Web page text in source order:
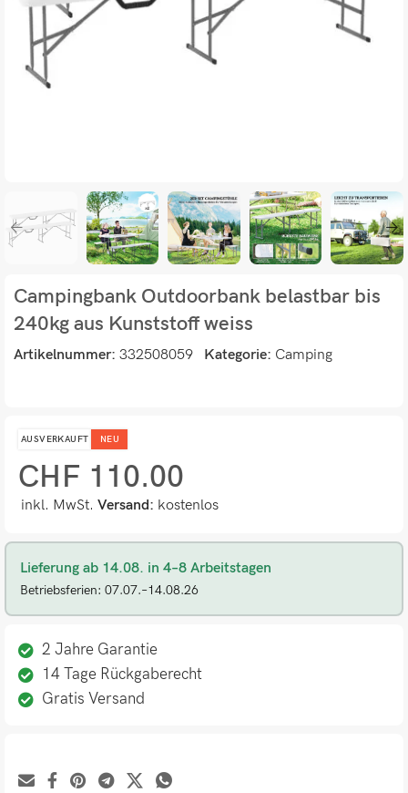
Campingbank Outdoorbank belastbar bis
240kg aus Kunststoff weiss
Artikelnummer: 332508059 Kategorie: Camping
AUSVERKAUFT NEU
CHF 110.00
inkl. MwSt. Versand: kostenlos
Lieferung ab 14.08. in 4–8 Arbeitstagen
Betriebsferien: 07.07.–14.08.26
2 Jahre Garantie
14 Tage Rückgaberecht
Gratis Versand